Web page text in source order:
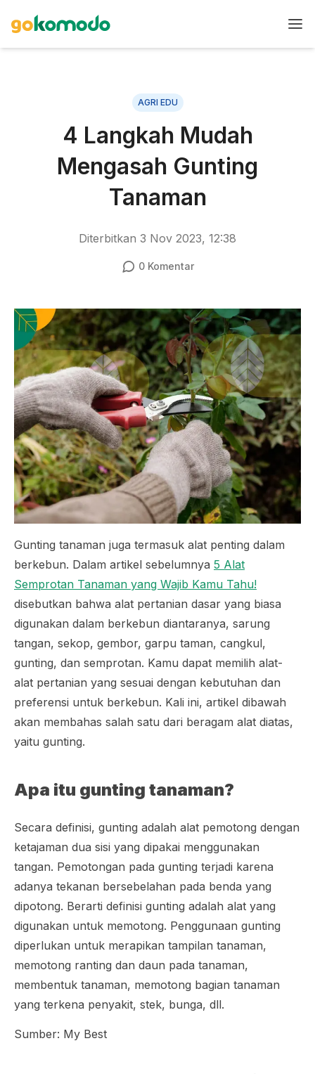
AGRI EDU
4 Langkah Mudah
Mengasah Gunting
Tanaman
Diterbitkan 3 Nov 2023, 12:38
0Komentar
Gunting tanaman juga termasuk alat penting dalam
berkebun. Dalam artikel sebelumnya 5 Alat
Semprotan Tanaman yang Wajib Kamu Tahu!
disebutkan bahwa alat pertanian dasar yang biasa
digunakan dalam berkebun diantaranya, sarung
tangan, sekop, gembor, garpu taman, cangkul,
gunting, dan semprotan. Kamu dapat memilih alat-
alat pertanian yang sesuai dengan kebutuhan dan
preferensi untuk berkebun. Kali ini, artikel dibawah
akan membahas salah satu dari beragam alat diatas,
yaitu gunting.
Apa itu gunting tanaman?
Secara definisi, gunting adalah alat pemotong dengan
ketajaman dua sisi yang dipakai menggunakan
tangan. Pemotongan pada gunting terjadi karena
adanya tekanan bersebelahan pada benda yang
dipotong. Berarti definisi gunting adalah alat yang
digunakan untuk memotong. Penggunaan gunting
diperlukan untuk merapikan tampilan tanaman,
memotong ranting dan daun pada tanaman,
membentuk tanaman, memotong bagian tanaman
yang terkena penyakit, stek, bunga, dll.
Sumber: My Best